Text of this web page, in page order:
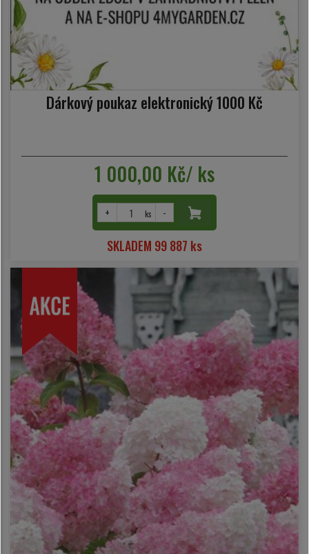
Dárkový poukaz elektronický 1000 Kč
1 000,00 Kč/ ks
+ ks -
SKLADEM 99 887 ks